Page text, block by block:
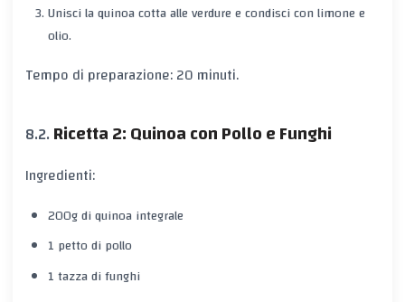
Unisci la quinoa cotta alle verdure e condisci con limone e
olio.
Tempo di preparazione: 20 minuti.
Ricetta 2: Quinoa con Pollo e Funghi
Ingredienti:
200g di quinoa integrale
1 petto di pollo
1 tazza di funghi